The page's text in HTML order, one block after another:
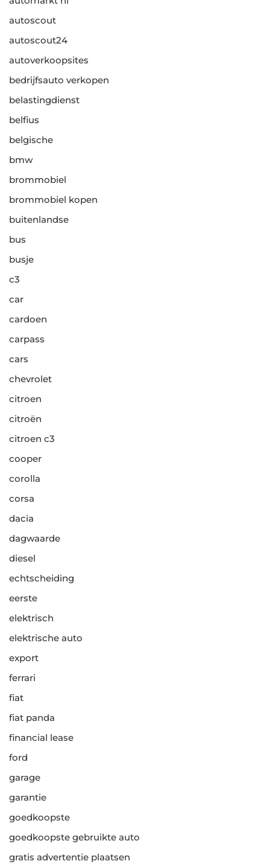
autoscout
autoscout24
autoverkoopsites
bedrijfsauto verkopen
belastingdienst
belfius
belgische
bmw
brommobiel
brommobiel kopen
buitenlandse
bus
busje
c3
car
cardoen
carpass
cars
chevrolet
citroen
citroën
citroen c3
cooper
corolla
corsa
dacia
dagwaarde
diesel
echtscheiding
eerste
elektrisch
elektrische auto
export
ferrari
fiat
fiat panda
financial lease
ford
garage
garantie
goedkoopste
goedkoopste gebruikte auto
gratis advertentie plaatsen